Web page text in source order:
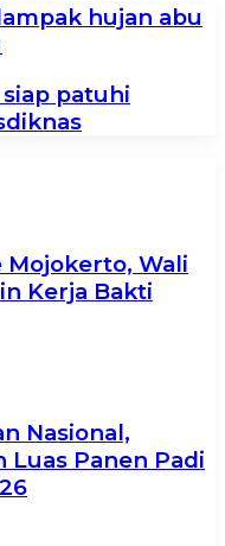
hujan abu
patuhi
Mojokerto, Wali
Kerja Bakti
Nasional,
Panen Padi